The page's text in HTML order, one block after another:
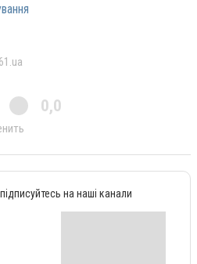
0,0
на наші канали